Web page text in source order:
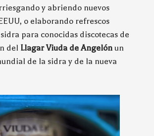
y abriendo nuevos
o elaborando refrescos
para conocidas discotecas de
del Llagar Viuda de Angelón un
de la sidra y de la nueva